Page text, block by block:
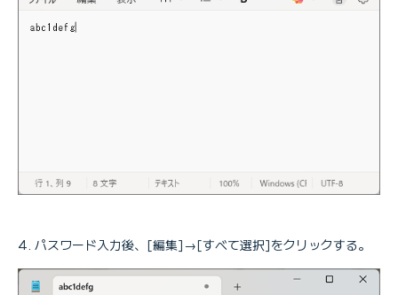
パスワード入力後、[編集]→[すべて選択]をクリックする。